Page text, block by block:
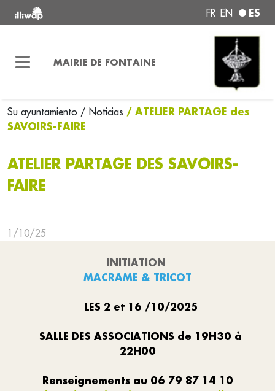
FR EN ES
MAIRIE DE FONTAINE
Su ayuntamiento / Noticias / ATELIER PARTAGE des
SAVOIRS-FAIRE
ATELIER PARTAGE DES SAVOIRS-
FAIRE
1/10/25
INITIATION
MACRAME & TRICOT
LES 2 et 16 /10/2025
SALLE DES ASSOCIATIONS de 19H30 à
22H00
Renseignements au 06 79 87 14 10